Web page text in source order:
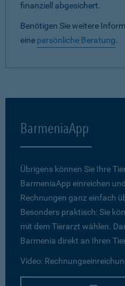
finanziell abgesichert.
Benötigen Sie weitere
eine persönliche Beratung.
BarmeniaApp
Übrigens können Sie Ihre
BarmeniaApp einreichen
Rechnungen ganz einfach
Besonders praktisch: Sie
mit dem Tierarzt wählen.
Barmenia direkt an Ihren
Video: